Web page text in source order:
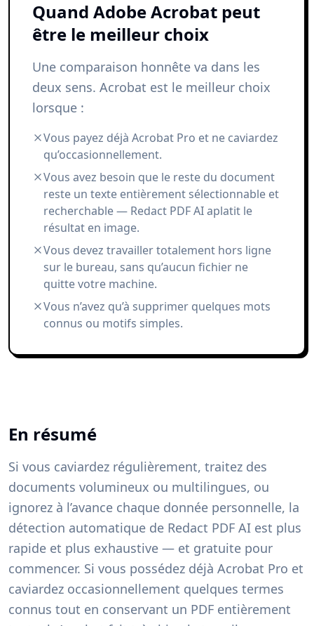
Quand Adobe Acrobat peut
être le meilleur choix
Une comparaison honnête va dans les
deux sens. Acrobat est le meilleur choix
lorsque :
Vous payez déjà Acrobat Pro et ne caviardez
qu’occasionnellement.
Vous avez besoin que le reste du document
reste un texte entièrement sélectionnable et
recherchable — Redact PDF AI aplatit le
résultat en image.
Vous devez travailler totalement hors ligne
sur le bureau, sans qu’aucun fichier ne
quitte votre machine.
Vous n’avez qu’à supprimer quelques mots
connus ou motifs simples.
En résumé
Si vous caviardez régulièrement, traitez des
documents volumineux ou multilingues, ou
ignorez à l’avance chaque donnée personnelle, la
détection automatique de Redact PDF AI est plus
rapide et plus exhaustive — et gratuite pour
commencer. Si vous possédez déjà Acrobat Pro et
caviardez occasionnellement quelques termes
connus tout en conservant un PDF entièrement